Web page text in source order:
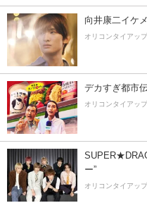
向井康二イケ
オリコンタイアッ
デカすぎ都市
オリコンタイアッ
ー”
オリコンタイアッ